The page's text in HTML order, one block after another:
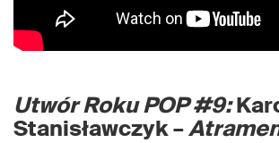
Utwór Roku POP #9:
Stanisławczyk –